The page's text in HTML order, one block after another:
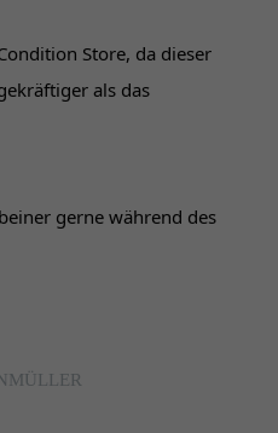
Store, da dieser
als das
gerne während des